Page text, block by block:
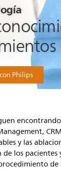
Philips
y las
los